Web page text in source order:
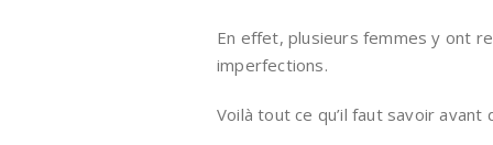
En effet, plusieurs femmes y ont
imperfections.
Voilà tout ce qu’il faut savoir avant